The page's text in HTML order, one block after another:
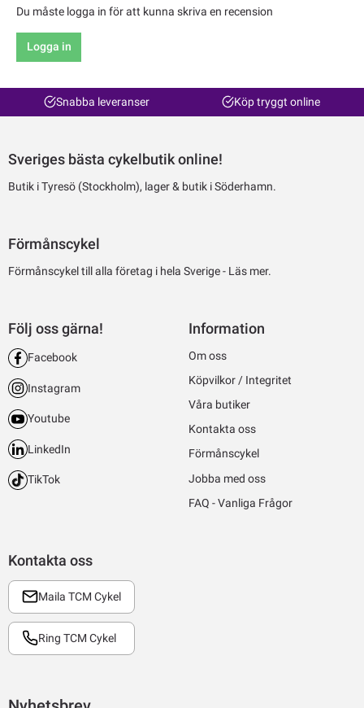
Du måste logga in för att kunna skriva en recension
Logga in
Snabba leveranser Köp tryggt online
Sveriges bästa cykelbutik online!
Butik i Tyresö (Stockholm), lager & butik i Söderhamn.
Förmånscykel
Förmånscykel till alla företag i hela Sverige - Läs mer.
Kontakta oss
Maila TCM Cykel
Ring TCM Cykel
Följ oss gärna!
Facebook
Instagram
Youtube
LinkedIn
TikTok
Information
Om oss
Köpvilkor / Integritet
Våra butiker
Kontakta oss
Förmånscykel
Jobba med oss
FAQ - Vanliga Frågor